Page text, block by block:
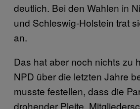
deutlich. Bei den Wahlen in
und Schleswig-Holstein trat
an.
Das hat aber noch nichts zu
NPD über die letzten Jahre
musste festellen, dass die
drohender Pleite,